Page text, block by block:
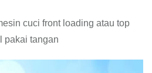
cuci front loading atau top
pakai tangan